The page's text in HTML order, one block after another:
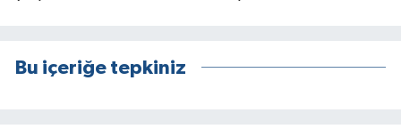
Bu içeriğe tepkiniz